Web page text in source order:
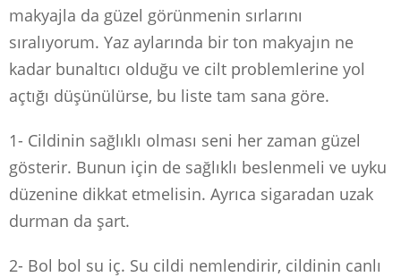
makyajla da güzel görünmenin sırlarını
sıralıyorum. Yaz aylarında bir ton makyajın ne
kadar bunaltıcı olduğu ve cilt problemlerine yol
açtığı düşünülürse, bu liste tam sana göre.
1- Cildinin sağlıklı olması seni her zaman güzel
gösterir. Bunun için de sağlıklı beslenmeli ve uyku
düzenine dikkat etmelisin. Ayrıca sigaradan uzak
durman da şart.
2- Bol bol su iç. Su cildi nemlendirir, cildinin canlı